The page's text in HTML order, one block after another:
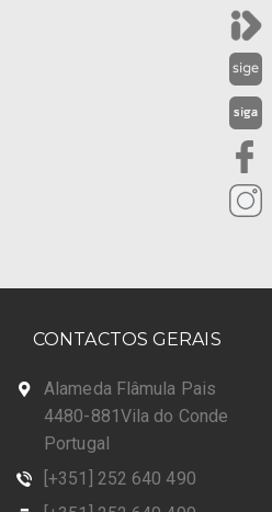
CONTACTOS GERAIS
Alameda Flâmula Pais
4480-881Vila do Conde
Portugal
[+351] 252 640 490